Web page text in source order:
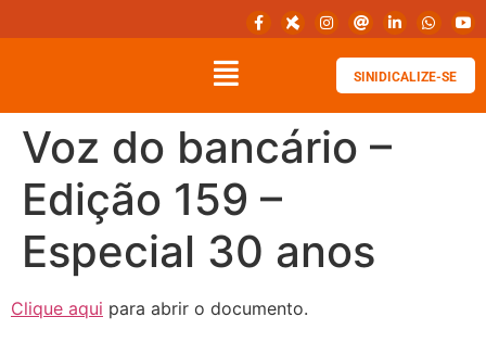
SINIDICALIZE-SE
Voz do bancário –
Edição 159 –
Especial 30 anos
Clique aqui para abrir o documento.